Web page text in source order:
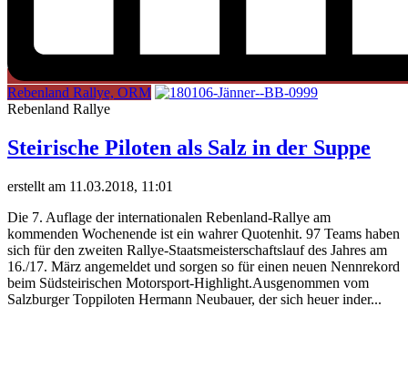
Rebenland Rallye, ORM
Rebenland Rallye
Steirische Piloten als Salz in der Suppe
erstellt am 11.03.2018, 11:01
Die 7. Auflage der internationalen Rebenland-Rallye am
kommenden Wochenende ist ein wahrer Quotenhit. 97 Teams haben
sich für den zweiten Rallye-Staatsmeisterschaftslauf des Jahres am
16./17. März angemeldet und sorgen so für einen neuen Nennrekord
beim Südsteirischen Motorsport-Highlight.Ausgenommen vom
Salzburger Toppiloten Hermann Neubauer, der sich heuer inder...